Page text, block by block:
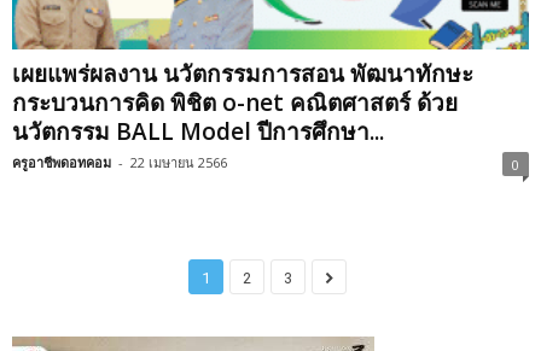
เผยแพร่ผลงาน นวัตกรรมการสอน พัฒนาทักษะ
กระบวนการคิด พิชิต o-net คณิตศาสตร์ ด้วย
นวัตกรรม BALL Model ปีการศึกษา...
ครูอาชีพดอทคอม - 22 เมษายน 2566 0
1 2 3